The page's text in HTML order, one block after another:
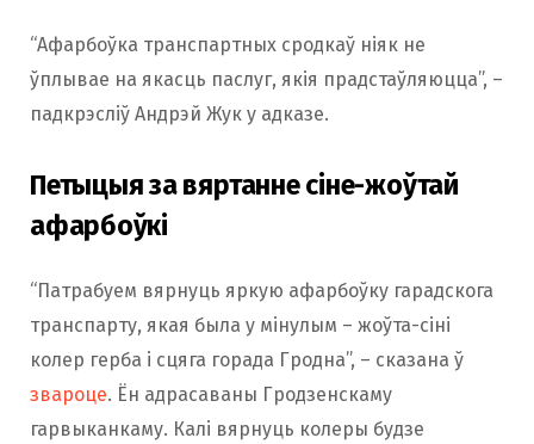
“Афарбоўка транспартных сродкаў ніяк не
ўплывае на якасць паслуг, якія прадстаўляюцца”, –
падкрэсліў Андрэй Жук у адказе.
Петыцыя за вяртанне сіне-жоўтай
афарбоўкі
“Патрабуем вярнуць яркую афарбоўку гарадскога
транспарту, якая была у мінулым – жоўта-сіні
колер герба і сцяга горада Гродна”, – сказана ў
звароце. Ён адрасаваны Гродзенскаму
гарвыканкаму. Калі вярнуць колеры будзе